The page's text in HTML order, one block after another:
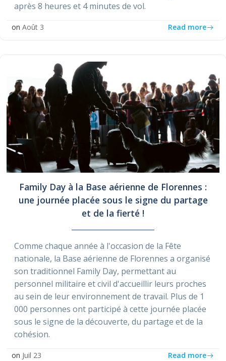
après 8 heures et 4 minutes de vol.
on Août 3 Read more
Family Day à la Base aérienne de Florennes :
une journée placée sous le signe du partage
et de la fierté !
Comme chaque année à l'occasion de la Fête
nationale, la Base aérienne de Florennes a organisé
son traditionnel Family Day, permettant au
personnel militaire et civil d'accueillir leurs proches
au sein de leur environnement de travail. Plus de 1
000 personnes ont participé à cette journée placée
sous le signe de la découverte, du partage et de la
cohésion.
on Juil 23 Read more